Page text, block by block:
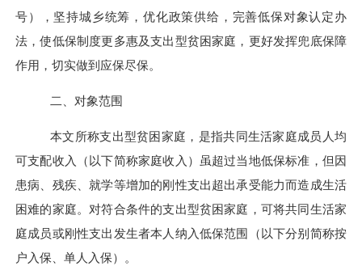
号），坚持城乡统筹，优化政策供给，完善低保对象认定办
法，使低保制度更多惠及支出型贫困家庭，更好发挥兜底保障
作用，切实做到应保尽保。
二、对象范围
本文所称支出型贫困家庭，是指共同生活家庭成员人均
可支配收入（以下简称家庭收入）虽超过当地低保标准，但因
患病、残疾、就学等增加的刚性支出超出承受能力而造成生活
困难的家庭。对符合条件的支出型贫困家庭，可将共同生活家
庭成员或刚性支出发生者本人纳入低保范围（以下分别简称按
户入保、单人入保）。